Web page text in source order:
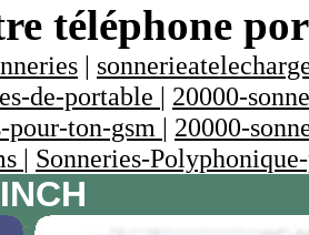
téléphone
|
de-portable | 20000-
pour-ton-gsm | 20000-
| Sonneries-
-